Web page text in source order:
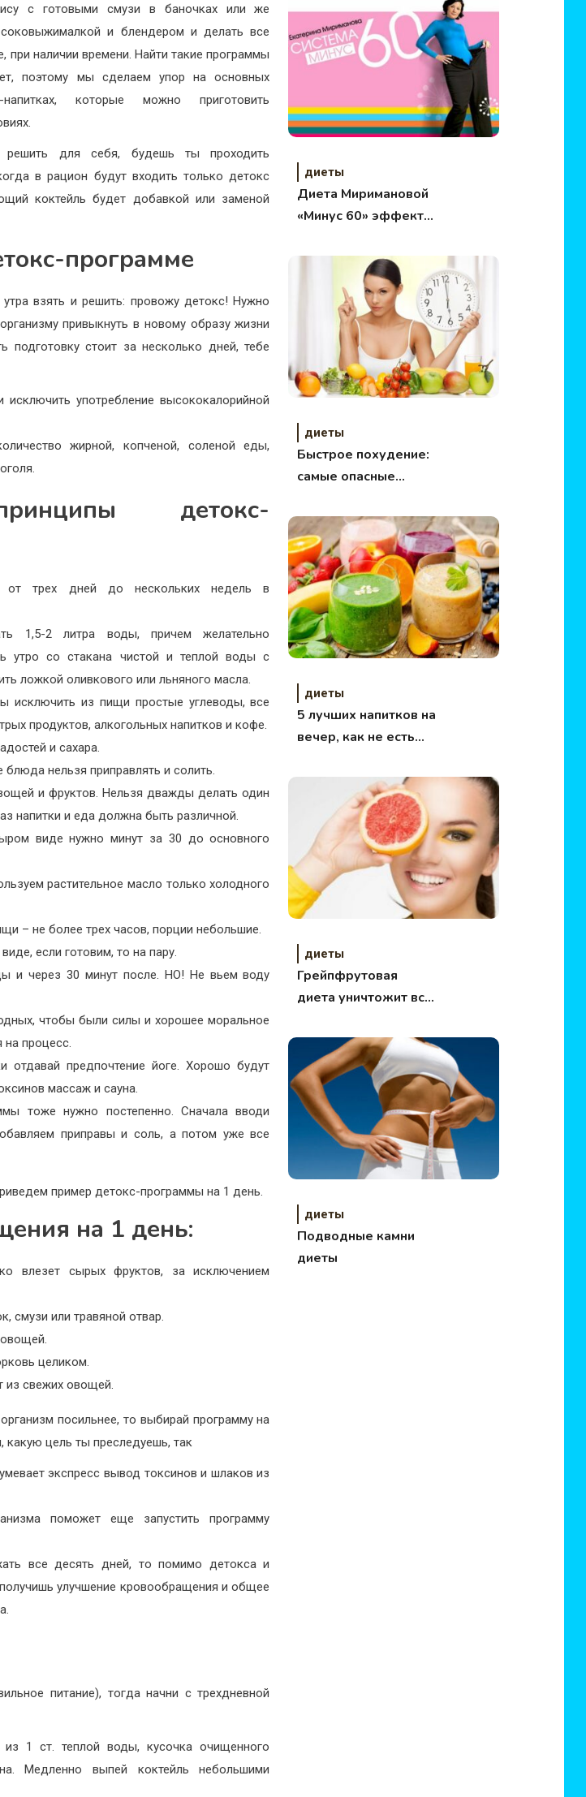
с готовыми смузи в баночках или же
и блендером и делать все
при наличии времени. Найти такие программы
поэтому мы сделаем упор на основных
которые можно приготовить
для себя, будешь ты проходить
в рацион будут входить только детокс
коктейль будет добавкой или заменой
программе
взять и решить: провожу детокс! Нужно
привыкнуть в новому образу жизни
стоит за несколько дней, тебе
исключить употребление высококалорийной
жирной, копченой, соленой еды,
детокс-
от трех дней до нескольких недель в
1,5-2 литра воды, причем желательно
утро со стакана чистой и теплой воды с
ложкой оливкового или льняного масла.
исключить из пищи простые углеводы, все
продуктов, алкогольных напитков и кофе.
и сахара.
нельзя приправлять и солить.
и фруктов. Нельзя дважды делать один
напитки и еда должна быть различной.
виде нужно минут за 30 до основного
растительное масло только холодного
– не более трех часов, порции небольшие.
если готовим, то на пару.
и через 30 минут после. НО! Не вьем воду
чтобы были силы и хорошее моральное
на процесс.
отдавай предпочтение йоге. Хорошо будут
массаж и сауна.
тоже нужно постепенно. Сначала вводи
приправы и соль, а потом уже все
пример детокс-программы на 1 день.
на 1 день:
влезет сырых фруктов, за исключением
смузи или травяной отвар.
целиком.
из свежих овощей.
посильнее, то выбирай программу на
какую цель ты преследуешь, так
экспресс вывод токсинов и шлаков из
поможет еще запустить программу
все десять дней, то помимо детокса и
улучшение кровообращения и общее
питание), тогда начни с трехдневной
1 ст. теплой воды, кусочка очищенного
Медленно выпей коктейль небольшими
диеты
Диета Миримановой
«Минус 60» эффект
диеты
Быстрое похудение:
самые опасные
диеты
5 лучших напитков на
вечер, как не есть
диеты
Грейпфрутовая
диета уничтожит все
диеты
Подводные камни
диеты